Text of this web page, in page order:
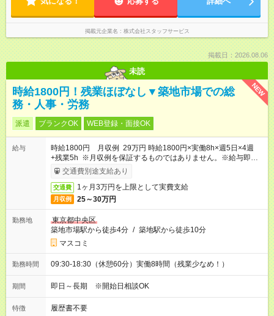
掲載元企業名 株式会社スタッフサービス
掲載日：2026.08.06
未読
NEW
時給1800円！残業ほぼなし▼築地市場での総
務・人事・労務
派遣 ブランクOK WEB登録・面接OK
給与
時給1800円 月収例 29万円 時給1800円×実働8h×週5日×4週
+残業5h ※月収例を保証するものではありません。※給与即受取
りサービス利用可（利用条件有）
交通費別途支給あり
交通費 1ヶ月3万円を上限として実費支給
月収例 25～30万円
勤務地
東京都中央区
築地市場駅から徒歩4分 / 築地駅から徒歩10分
マスコミ
勤務時間 09:30-18:30（休憩60分）実働8時間（残業少なめ！）
期間 即日～長期 ※開始日相談OK
特徴 履歴書不要